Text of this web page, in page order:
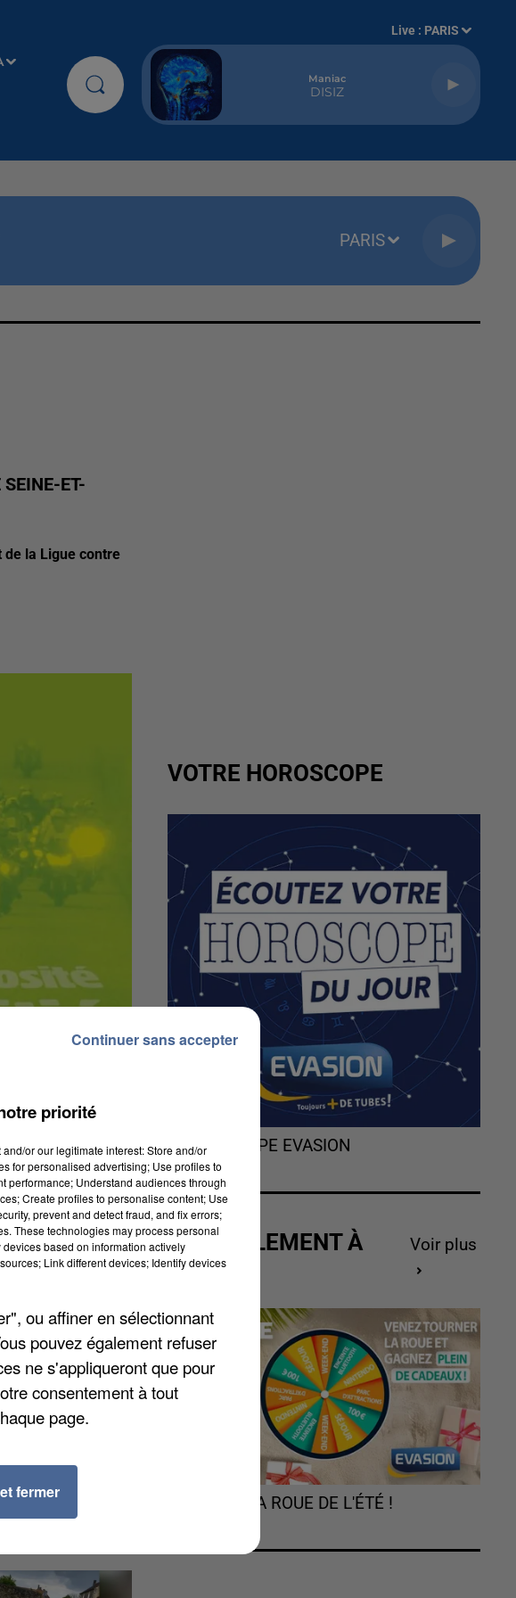
Live : PARIS
Maniac
DISIZ
PARIS
ET-
de la Ligue contre
un don de
en-Bière,
VOTRE HOROSCOPE
L'HOROSCOPE EVASION
ACTUELLEMENT À
GAGNER
Voir plus
TOURNEZ LA ROUE DE L'ÉTÉ !
priorité
or our legitimate interest: Store and/or
for personalised advertising; Use profiles to
performance; Understand audiences through
Create profiles to personalise content; Use
prevent and detect fraud, and fix errors;
These technologies may process personal
based on information actively
Link different devices; Identify devices
ou affiner en sélectionnant
pouvez également refuser
ne s'appliqueront que pour
consentement à tout
page.
fermer
Continuer sans accepter